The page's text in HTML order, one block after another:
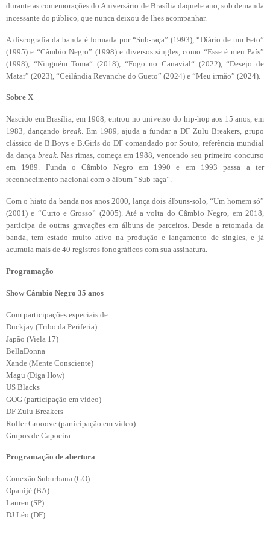
durante as comemorações do Aniversário de Brasília daquele ano, sob demanda
incessante do público, que nunca deixou de lhes acompanhar.
A discografia da banda é formada por “Sub-raça” (1993), “Diário de um Feto”
(1995) e “Câmbio Negro” (1998) e diversos singles, como “Esse é meu País”
(1998), “Ninguém Toma“ (2018), “Fogo no Canavial“ (2022), “Desejo de
Matar” (2023), “Ceilândia Revanche do Gueto” (2024) e “Meu irmão” (2024).
Sobre X
Nascido em Brasília, em 1968, entrou no universo do hip-hop aos 15 anos, em
1983, dançando break. Em 1989, ajuda a fundar a DF Zulu Breakers, grupo
clássico de B.Boys e B.Girls do DF comandado por Souto, referência mundial
da dança break. Nas rimas, começa em 1988, vencendo seu primeiro concurso
em 1989. Funda o Câmbio Negro em 1990 e em 1993 passa a ter
reconhecimento nacional com o álbum “Sub-raça”.
Com o hiato da banda nos anos 2000, lança dois álbuns-solo, “Um homem só”
(2001) e “Curto e Grosso” (2005). Até a volta do Câmbio Negro, em 2018,
participa de outras gravações em álbuns de parceiros. Desde a retomada da
banda, tem estado muito ativo na produção e lançamento de singles, e já
acumula mais de 40 registros fonográficos com sua assinatura.
Programação
Show Câmbio Negro 35 anos
Com participações especiais de:
Duckjay (Tribo da Periferia)
Japão (Viela 17)
BellaDonna
Xande (Mente Consciente)
Magu (Diga How)
US Blacks
GOG (participação em vídeo)
DF Zulu Breakers
Roller Grooove (participação em vídeo)
Grupos de Capoeira
Programação de abertura
Conexão Suburbana (GO)
Opanijé (BA)
Lauren (SP)
DJ Léo (DF)